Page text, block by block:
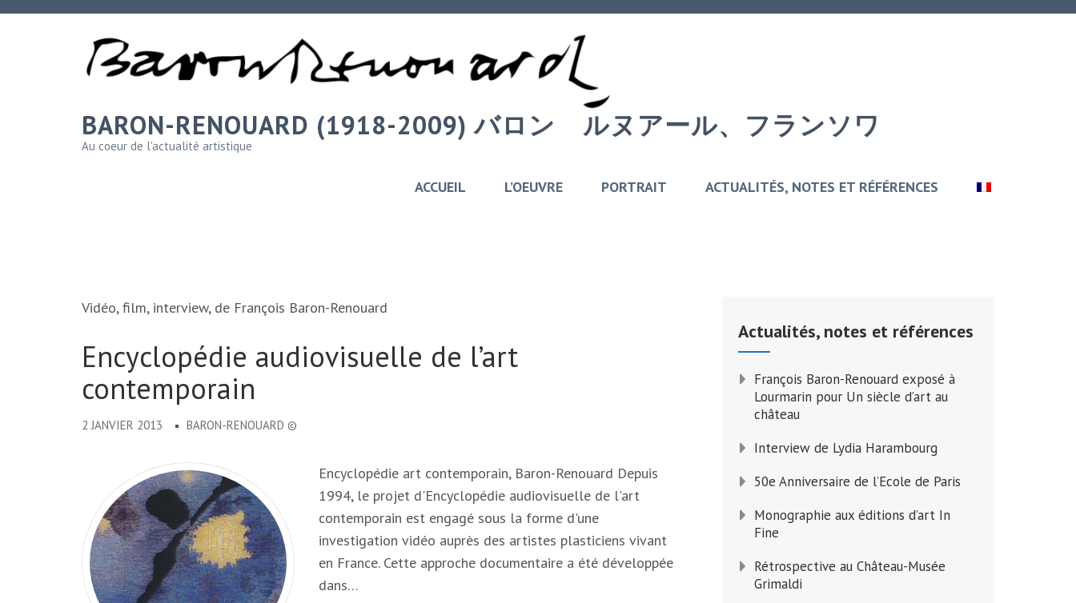
BARON-RENOUARD (1918-2009) バロン゠ルヌアール、フランソワ
Au coeur de l'actualité artistique
ACCUEIL L’OEUVRE PORTRAIT ACTUALITÉS, NOTES ET RÉFÉRENCES
Vidéo, film, interview, de François Baron-Renouard
Encyclopédie audiovisuelle de l’art
contemporain
2 JANVIER 2013 BARON-RENOUARD ©
Encyclopédie art contemporain, Baron-Renouard Depuis
1994, le projet d'Encyclopédie audiovisuelle de l'art
contemporain est engagé sous la forme d'une
investigation vidéo auprès des artistes plasticiens vivant
en France. Cette approche documentaire a été développée
dans…
Actualités, notes et références
François Baron-Renouard exposé à
Lourmarin pour Un siècle d’art au
château
Interview de Lydia Harambourg
50e Anniversaire de l’Ecole de Paris
Monographie aux éditions d’art In
Fine
Rétrospective au Château-Musée
Grimaldi